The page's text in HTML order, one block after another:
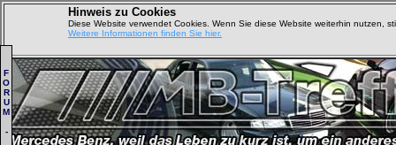
Hinweis zu Cookies
Diese Website verwendet Cookies. Wenn Sie diese Website weiterhin nutzen,
Weitere Informationen finden Sie hier.
F
O
R
U
M
-